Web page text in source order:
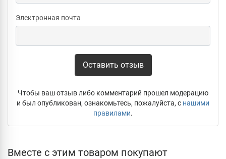
Электронная почта
Оставить отзыв
Чтобы ваш отзыв либо комментарий прошел модерацию
и был опубликован, ознакомьтесь, пожалуйста, с нашими
правилами.
Вместе с этим товаром покупают